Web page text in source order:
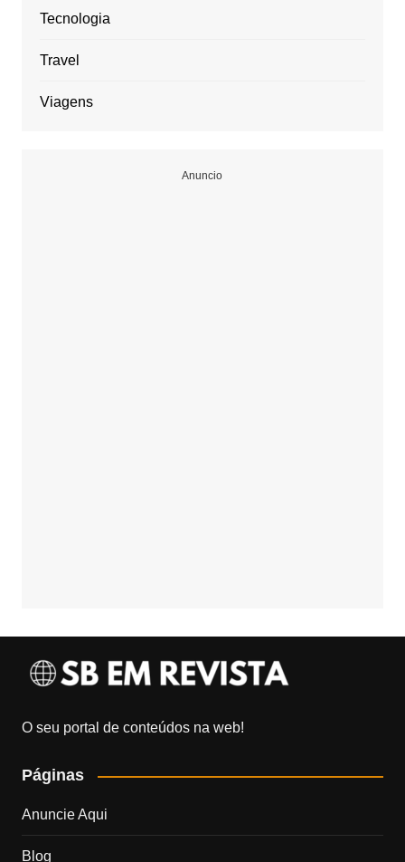
Tecnologia
Travel
Viagens
Anuncio
O seu portal de conteúdos na web!
Páginas
Anuncie Aqui
Blog